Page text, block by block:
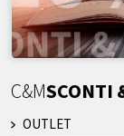
C&MSCONTI
OUTLET